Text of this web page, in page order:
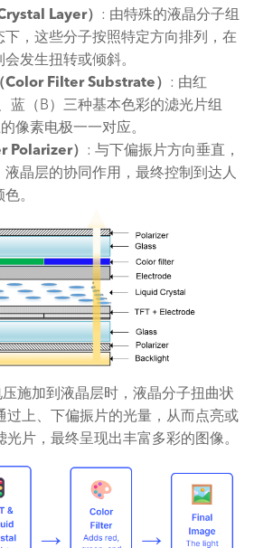
Layer） : 由特殊的液晶分子组
下，这些分子按照特定方向排列，在
发生扭转或倾斜。
Color Filter Substrate） : 由红
蓝（B）三种基本色彩的滤光片组
像素电极一一对应。
Polarizer） : 与下偏振片方向垂直，
晶层的协同作用，最终控制到达人
。
施加到液晶层时，液晶分子扭曲状
过上、下偏振片的光量，从而点亮或
片，最终呈现出丰富多彩的图像。